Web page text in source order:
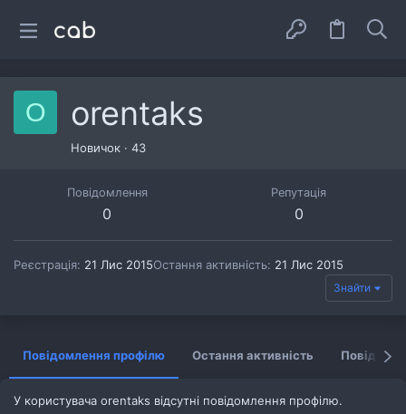
O orentaks
Новичок · 43
Повідомлення
0
Репутація
0
Реєстрація 21 Лис 2015Остання активність 21 Лис 2015
Знайти
Повідомлення профілю Остання активність
У користувача orentaks відсутні повідомлення профілю.